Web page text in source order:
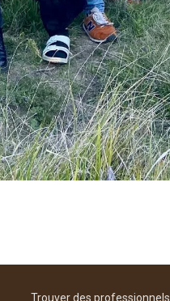
Trouver des professionnels